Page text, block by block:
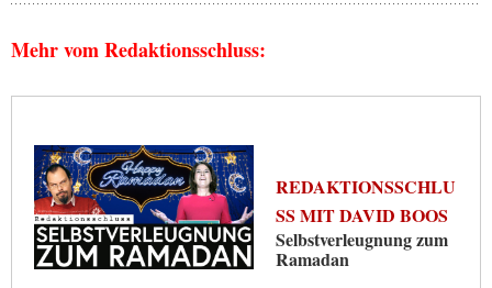
Mehr vom Redaktionsschluss:
REDAKTIONSSCHLU
SS MIT DAVID BOOS
Selbstverleugnung zum
Ramadan